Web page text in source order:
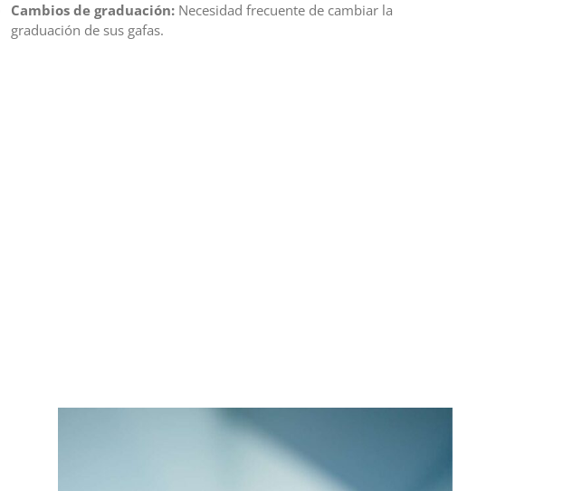
Cambios de graduación:Necesidad frecuente de cambiar la
graduación de sus gafas.